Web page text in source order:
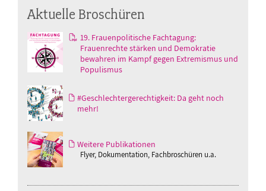
Aktuelle Broschüren
19. Frauenpolitische Fachtagung:
Frauenrechte stärken und Demokratie
bewahren im Kampf gegen Extremismus und
Populismus
#Geschlechtergerechtigkeit: Da geht noch
mehr!
Weitere Publikationen
Flyer, Dokumentation, Fachbroschüren u.a.